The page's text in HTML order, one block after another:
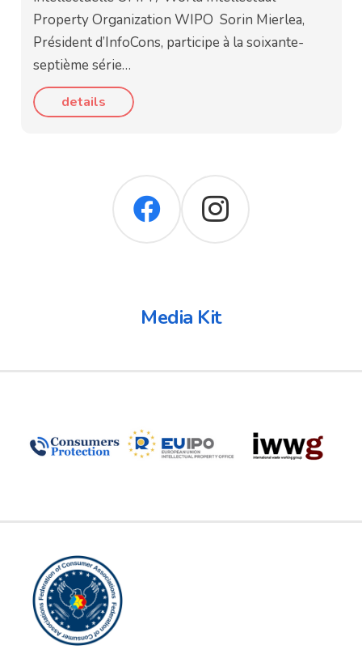
Property Organization WIPO Sorin Mierlea,
Président d’InfoCons, participe à la soixante-
septième série…
details
Media Kit